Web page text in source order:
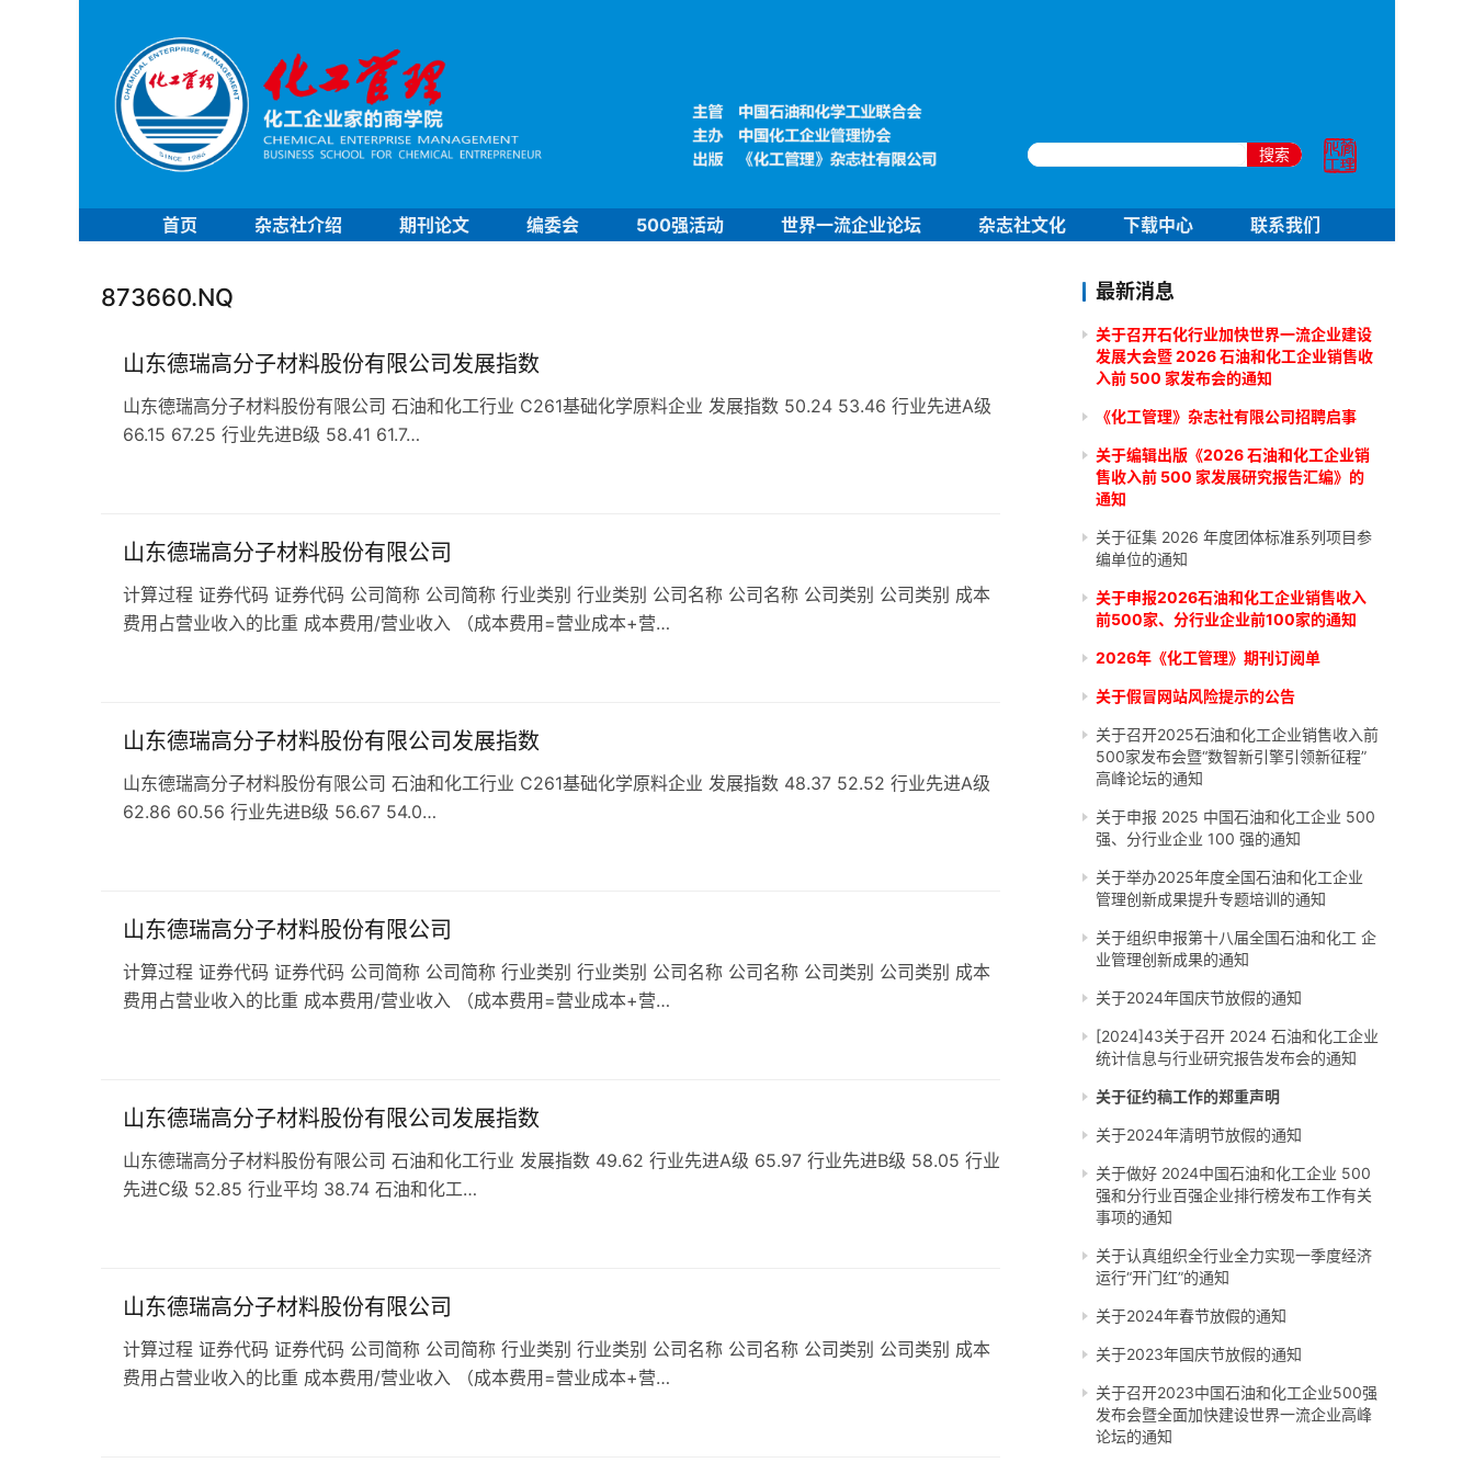
搜索
首页 杂志社介绍 期刊论文 编委会 500强活动 世界一流企业论坛 杂志社文化 下载中心 联系我们
873660.NQ
山东德瑞高分子材料股份有限公司发展指数
山东德瑞高分子材料股份有限公司 石油和化工行业 C261基础化学原料企业 发展指数 50.24 53.46 行业先进A级
66.15 67.25 行业先进B级 58.41 61.7…
山东德瑞高分子材料股份有限公司
计算过程 证券代码 证券代码 公司简称 公司简称 行业类别 行业类别 公司名称 公司名称 公司类别 公司类别 成本
费用占营业收入的比重 成本费用/营业收入 （成本费用=营业成本+营…
山东德瑞高分子材料股份有限公司发展指数
山东德瑞高分子材料股份有限公司 石油和化工行业 C261基础化学原料企业 发展指数 48.37 52.52 行业先进A级
62.86 60.56 行业先进B级 56.67 54.0…
山东德瑞高分子材料股份有限公司
计算过程 证券代码 证券代码 公司简称 公司简称 行业类别 行业类别 公司名称 公司名称 公司类别 公司类别 成本
费用占营业收入的比重 成本费用/营业收入 （成本费用=营业成本+营…
山东德瑞高分子材料股份有限公司发展指数
山东德瑞高分子材料股份有限公司 石油和化工行业 发展指数 49.62 行业先进A级 65.97 行业先进B级 58.05 行业
先进C级 52.85 行业平均 38.74 石油和化工…
山东德瑞高分子材料股份有限公司
计算过程 证券代码 证券代码 公司简称 公司简称 行业类别 行业类别 公司名称 公司名称 公司类别 公司类别 成本
费用占营业收入的比重 成本费用/营业收入 （成本费用=营业成本+营…
最新消息
关于召开石化行业加快世界一流企业建设
发展大会暨 2026 石油和化工企业销售收
入前 500 家发布会的通知
《化工管理》杂志社有限公司招聘启事
关于编辑出版《2026 石油和化工企业销
售收入前 500 家发展研究报告汇编》的
通知
关于征集 2026 年度团体标准系列项目参
编单位的通知
关于申报2026石油和化工企业销售收入
前500家、分行业企业前100家的通知
2026年《化工管理》期刊订阅单
关于假冒网站风险提示的公告
关于召开2025石油和化工企业销售收入前
500家发布会暨“数智新引擎引领新征程”
高峰论坛的通知
关于申报 2025 中国石油和化工企业 500
强、分行业企业 100 强的通知
关于举办2025年度全国石油和化工企业
管理创新成果提升专题培训的通知
关于组织申报第十八届全国石油和化工 企
业管理创新成果的通知
关于2024年国庆节放假的通知
[2024]43关于召开 2024 石油和化工企业
统计信息与行业研究报告发布会的通知
关于征约稿工作的郑重声明
关于2024年清明节放假的通知
关于做好 2024中国石油和化工企业 500
强和分行业百强企业排行榜发布工作有关
事项的通知
关于认真组织全行业全力实现一季度经济
运行“开门红”的通知
关于2024年春节放假的通知
关于2023年国庆节放假的通知
关于召开2023中国石油和化工企业500强
发布会暨全面加快建设世界一流企业高峰
论坛的通知